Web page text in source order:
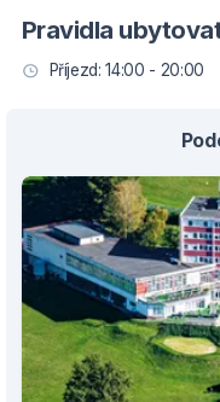
Pravidla
Příjezd: 14:00 - 20:00